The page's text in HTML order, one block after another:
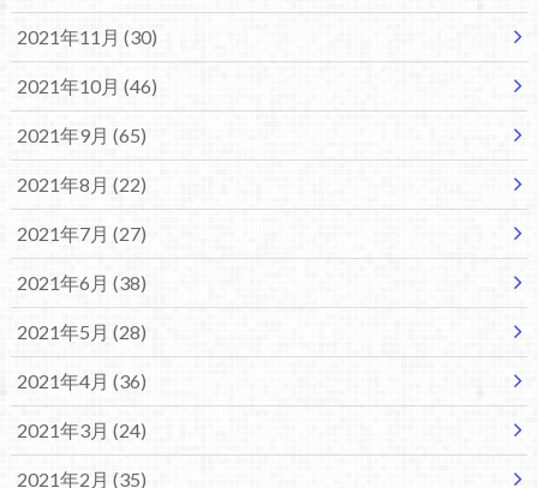
2021年11月 (30)
2021年10月 (46)
2021年9月 (65)
2021年8月 (22)
2021年7月 (27)
2021年6月 (38)
2021年5月 (28)
2021年4月 (36)
2021年3月 (24)
2021年2月 (35)